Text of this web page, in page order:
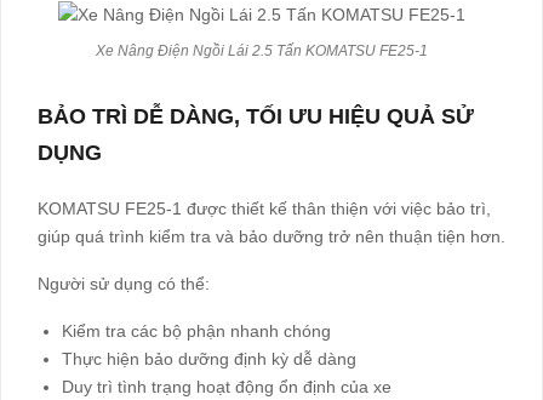
Xe Nâng Điện Ngồi Lái 2.5 Tấn KOMATSU FE25-1
BẢO TRÌ DỄ DÀNG, TỐI ƯU HIỆU QUẢ SỬ
DỤNG
KOMATSU FE25-1 được thiết kế thân thiện với việc bảo trì,
giúp quá trình kiểm tra và bảo dưỡng trở nên thuận tiện hơn.
Người sử dụng có thể:
Kiểm tra các bộ phận nhanh chóng
Thực hiện bảo dưỡng định kỳ dễ dàng
Duy trì tình trạng hoạt động ổn định của xe